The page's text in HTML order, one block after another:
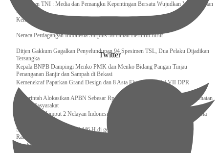
Kapuspen TNI : Media dan Pemangku Kepentingan Bersatu Wujudkan Mudik Aman
2025
Kemenekraf Ajak Kabinet Merah Putih Nobar Film Animasi Jumbo
Neraca Perdagangan Indonesia Surplus 58 Bulan Berturut-turut
Ditjen Gakkum Gagalkan Penyelundupan 94 Spesimen TSL, Dua Pelaku Dijadikan
Tersangka
Kepala BNPB Dampingi Menko PMK dan Menko Bidang Pangan Tinjau
Penanganan Banjir dan Sampah di Bekasi
Kemenekraf Paparkan Grand Design dan 8 Asta Ekraf di Komisi VII DPR
Pemerintah Alokasikan APBN Sebesar Rp 3,4 Triliun untuk Program Cek Kesehatan
Gratis Masyarakat
Bakamla RI Jemput 2 Nelayan Indonesia di Perbatasan Terluar Indonesia Malaysia
Sidang Isbat Awal Syawal 1446 H di gelar oleh Kementerian Agama pada 29
Ramadan
Sumber Daya Adalah Tantangan Penanganan Darurat Bencana di Daerah
Twitter